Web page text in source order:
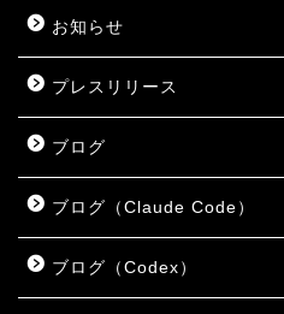
お知らせ
プレスリリース
ブログ
ブログ（Claude Code）
ブログ（Codex）